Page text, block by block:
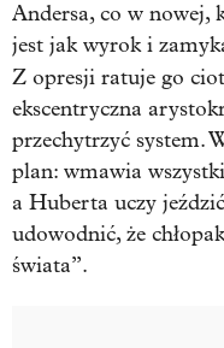
Andersa, co w nowej,
jest jak wyrok i
Z opresji ratuje go
ekscentryczna
przechytrzyć system.
plan: wmawia
a Huberta uczy
udowodnić, że
świata”.